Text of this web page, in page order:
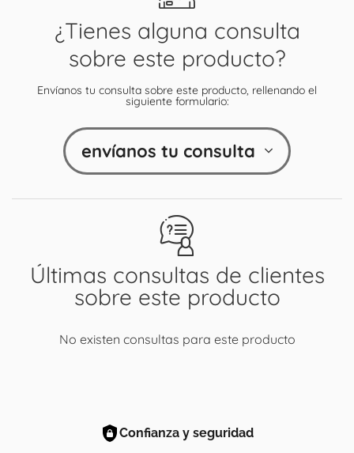
Últimas consultas de clientes
sobre este producto
No existen consultas para este producto
¿Tienes alguna consulta
sobre este producto?
Envíanos tu consulta sobre este producto, rellenando el
siguiente formulario:
envíanos tu consulta
Confianza y seguridad